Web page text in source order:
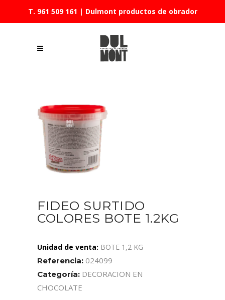
T. 961 509 161 | Dulmont productos de obrador
FIDEO SURTIDO
COLORES BOTE 1.2KG
Unidad de venta: BOTE 1,2 KG
Referencia: 024099
Categoría: DECORACION EN
CHOCOLATE